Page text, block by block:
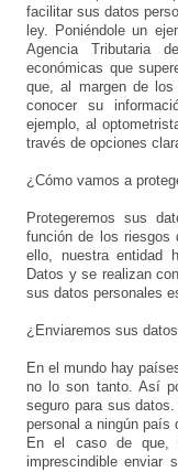
facilitar sus datos
ley. Poniéndole un
Agencia Tributaria
económicas que
que, al margen de
conocer su
ejemplo, al
través de opciones
¿Cómo vamos a
Protegeremos sus
función de los riesgos
ello, nuestra entidad
Datos y se realizan
sus datos personales
¿Enviaremos sus
En el mundo hay
no lo son tanto. Así
seguro para sus
personal a ningún país
En el caso de que,
imprescindible enviar